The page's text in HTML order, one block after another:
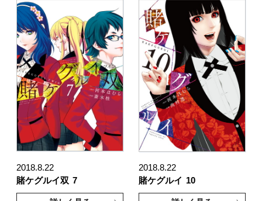
2018.8.22
賭ケグルイ双 7
2018.8.22
賭ケグルイ 10